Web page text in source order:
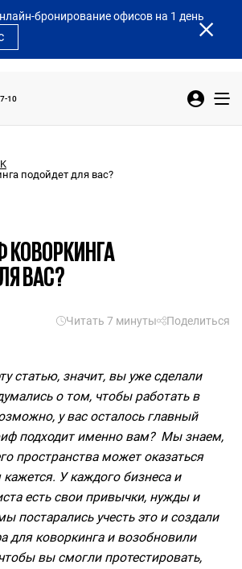
бронирование офисов на 1 день
10
подойдет для вас?
КОВОРКИНГА
ВАС?
Читать 7 минуты Поделиться
статью, значит, вы уже сделали
о том, чтобы работать в
у вас осталось главный
подходит именно вам? Мы знаем,
пространства может оказаться
кажется. У каждого бизнеса и
есть свои привычки, нужды и
постарались учесть это и создали
для коворкинга и возобновили
вы смогли протестировать,